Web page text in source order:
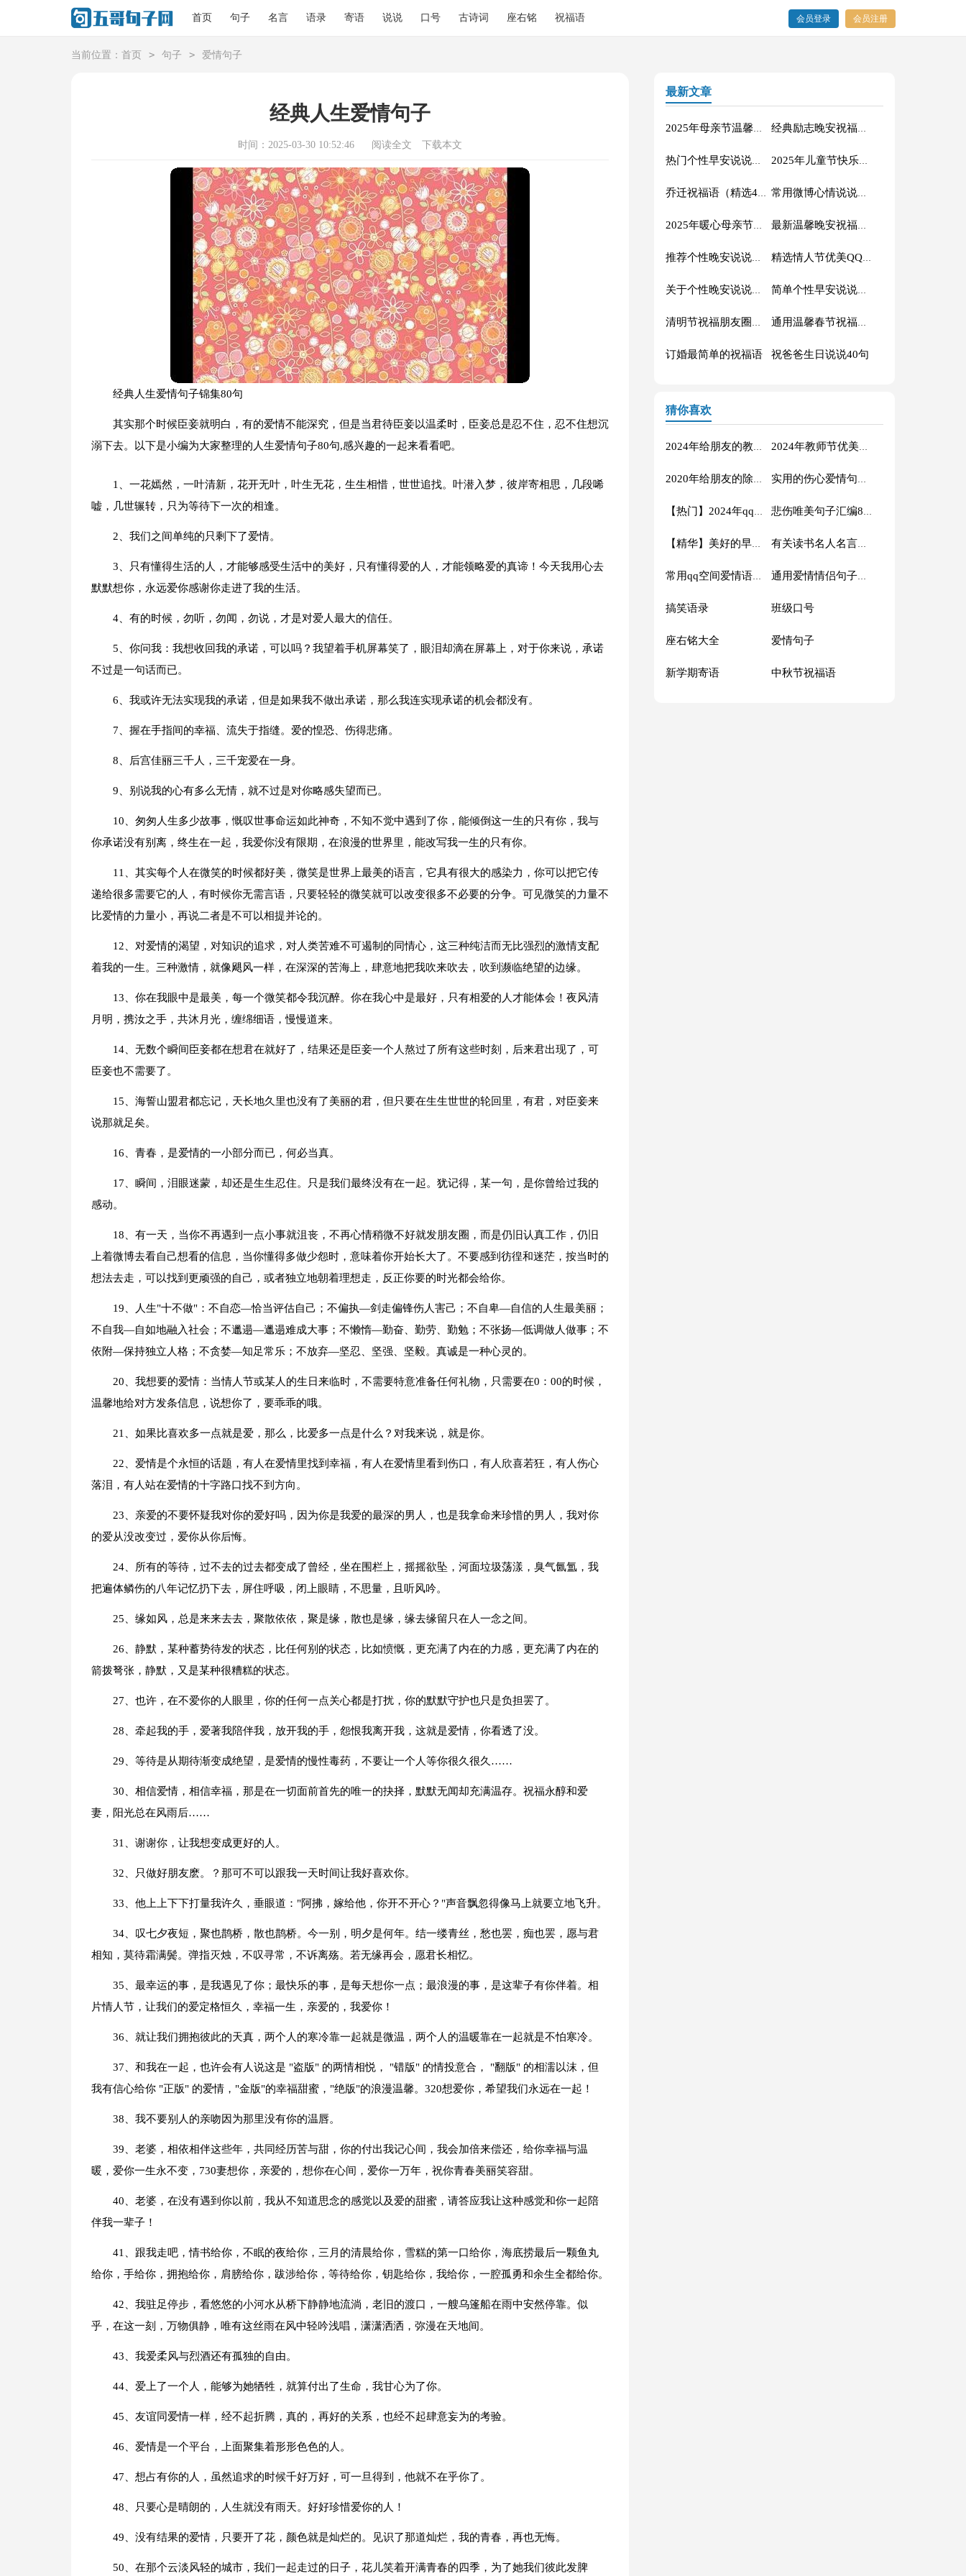
首页 句子 名言 语录 寄语 说说 口号 古诗词 座右铭 祝福语 会员登录 会员注册
当前位置： 首页 > 句子 > 爱情句子
经典人生爱情句子
时间：2025-03-30 10:52:46 阅读全文 下载本文
经典人生爱情句子锦集80句
其实那个时候臣妾就明白，有的爱情不能深究，但是当君待臣妾以温柔时，臣妾总是忍不住，忍不住想沉
溺下去。以下是小编为大家整理的人生爱情句子80句,感兴趣的一起来看看吧。
1、一花嫣然，一叶清新，花开无叶，叶生无花，生生相惜，世世追找。叶潜入梦，彼岸寄相思，几段唏
嘘，几世辗转，只为等待下一次的相逢。
2、我们之间单纯的只剩下了爱情。
3、只有懂得生活的人，才能够感受生活中的美好，只有懂得爱的人，才能领略爱的真谛！今天我用心去
默默想你，永远爱你感谢你走进了我的生活。
4、有的时候，勿听，勿闻，勿说，才是对爱人最大的信任。
5、你问我：我想收回我的承诺，可以吗？我望着手机屏幕笑了，眼泪却滴在屏幕上，对于你来说，承诺
不过是一句话而已。
6、我或许无法实现我的承诺，但是如果我不做出承诺，那么我连实现承诺的机会都没有。
7、握在手指间的幸福、流失于指缝。爱的惶恐、伤得悲痛。
8、后宫佳丽三千人，三千宠爱在一身。
9、别说我的心有多么无情，就不过是对你略感失望而已。
10、匆匆人生多少故事，慨叹世事命运如此神奇，不知不觉中遇到了你，能倾倒这一生的只有你，我与
你承诺没有别离，终生在一起，我爱你没有限期，在浪漫的世界里，能改写我一生的只有你。
11、其实每个人在微笑的时候都好美，微笑是世界上最美的语言，它具有很大的感染力，你可以把它传
递给很多需要它的人，有时候你无需言语，只要轻轻的微笑就可以改变很多不必要的分争。可见微笑的力量不
比爱情的力量小，再说二者是不可以相提并论的。
12、对爱情的渴望，对知识的追求，对人类苦难不可遏制的同情心，这三种纯洁而无比强烈的激情支配
着我的一生。三种激情，就像飓风一样，在深深的苦海上，肆意地把我吹来吹去，吹到濒临绝望的边缘。
13、你在我眼中是最美，每一个微笑都令我沉醉。你在我心中是最好，只有相爱的人才能体会！夜风清
月明，携汝之手，共沐月光，缠绵细语，慢慢道来。
14、无数个瞬间臣妾都在想君在就好了，结果还是臣妾一个人熬过了所有这些时刻，后来君出现了，可
臣妾也不需要了。
15、海誓山盟君都忘记，天长地久里也没有了美丽的君，但只要在生生世世的轮回里，有君，对臣妾来
说那就足矣。
16、青春，是爱情的一小部分而已，何必当真。
17、瞬间，泪眼迷蒙，却还是生生忍住。只是我们最终没有在一起。犹记得，某一句，是你曾给过我的
感动。
18、有一天，当你不再遇到一点小事就沮丧，不再心情稍微不好就发朋友圈，而是仍旧认真工作，仍旧
上着微博去看自己想看的信息，当你懂得多做少怨时，意味着你开始长大了。不要感到彷徨和迷茫，按当时的
想法去走，可以找到更顽强的自己，或者独立地朝着理想走，反正你要的时光都会给你。
19、人生"十不做"：不自恋—恰当评估自己；不偏执—剑走偏锋伤人害己；不自卑—自信的人生最美丽；
不自我—自如地融入社会；不邋遢—邋遢难成大事；不懒惰—勤奋、勤劳、勤勉；不张扬—低调做人做事；不
依附—保持独立人格；不贪婪—知足常乐；不放弃—坚忍、坚强、坚毅。真诚是一种心灵的。
20、我想要的爱情：当情人节或某人的生日来临时，不需要特意准备任何礼物，只需要在0：00的时候，
温馨地给对方发条信息，说想你了，要乖乖的哦。
21、如果比喜欢多一点就是爱，那么，比爱多一点是什么？对我来说，就是你。
22、爱情是个永恒的话题，有人在爱情里找到幸福，有人在爱情里看到伤口，有人欣喜若狂，有人伤心
落泪，有人站在爱情的十字路口找不到方向。
23、亲爱的不要怀疑我对你的爱好吗，因为你是我爱的最深的男人，也是我拿命来珍惜的男人，我对你
的爱从没改变过，爱你从你后悔。
24、所有的等待，过不去的过去都变成了曾经，坐在围栏上，摇摇欲坠，河面垃圾荡漾，臭气氤氲，我
把遍体鳞伤的八年记忆扔下去，屏住呼吸，闭上眼睛，不思量，且听风吟。
25、缘如风，总是来来去去，聚散依依，聚是缘，散也是缘，缘去缘留只在人一念之间。
26、静默，某种蓄势待发的状态，比任何别的状态，比如愤慨，更充满了内在的力感，更充满了内在的
箭拨弩张，静默，又是某种很糟糕的状态。
27、也许，在不爱你的人眼里，你的任何一点关心都是打扰，你的默默守护也只是负担罢了。
28、牵起我的手，爱著我陪伴我，放开我的手，怨恨我离开我，这就是爱情，你看透了没。
29、等待是从期待渐变成绝望，是爱情的慢性毒药，不要让一个人等你很久很久……
30、相信爱情，相信幸福，那是在一切面前首先的唯一的抉择，默默无闻却充满温存。祝福永醇和爱
妻，阳光总在风雨后……
31、谢谢你，让我想变成更好的人。
32、只做好朋友麽。？那可不可以跟我一天时间让我好喜欢你。
33、他上上下下打量我许久，垂眼道："阿拂，嫁给他，你开不开心？"声音飘忽得像马上就要立地飞升。
34、叹七夕夜短，聚也鹊桥，散也鹊桥。今一别，明夕是何年。结一缕青丝，愁也罢，痴也罢，愿与君
相知，莫待霜满鬓。弹指灭烛，不叹寻常，不诉离殇。若无缘再会，愿君长相忆。
35、最幸运的事，是我遇见了你；最快乐的事，是每天想你一点；最浪漫的事，是这辈子有你伴着。相
片情人节，让我们的爱定格恒久，幸福一生，亲爱的，我爱你！
36、就让我们拥抱彼此的天真，两个人的寒冷靠一起就是微温，两个人的温暖靠在一起就是不怕寒冷。
37、和我在一起，也许会有人说这是 "盗版" 的两情相悦， "错版" 的情投意合， "翻版" 的相濡以沫，但
我有信心给你 "正版" 的爱情，"金版"的幸福甜蜜，"绝版"的浪漫温馨。320想爱你，希望我们永远在一起！
38、我不要别人的亲吻因为那里没有你的温唇。
39、老婆，相依相伴这些年，共同经历苦与甜，你的付出我记心间，我会加倍来偿还，给你幸福与温
暖，爱你一生永不变，730妻想你，亲爱的，想你在心间，爱你一万年，祝你青春美丽笑容甜。
40、老婆，在没有遇到你以前，我从不知道思念的感觉以及爱的甜蜜，请答应我让这种感觉和你一起陪
伴我一辈子！
41、跟我走吧，情书给你，不眠的夜给你，三月的清晨给你，雪糕的第一口给你，海底捞最后一颗鱼丸
给你，手给你，拥抱给你，肩膀给你，跋涉给你，等待给你，钥匙给你，我给你，一腔孤勇和余生全都给你。
42、我驻足停步，看悠悠的小河水从桥下静静地流淌，老旧的渡口，一艘乌篷船在雨中安然停靠。似
乎，在这一刻，万物俱静，唯有这丝雨在风中轻吟浅唱，潇潇洒洒，弥漫在天地间。
43、我爱柔风与烈酒还有孤独的自由。
44、爱上了一个人，能够为她牺牲，就算付出了生命，我甘心为了你。
45、友谊同爱情一样，经不起折腾，真的，再好的关系，也经不起肆意妄为的考验。
46、爱情是一个平台，上面聚集着形形色色的人。
47、想占有你的人，虽然追求的时候千好万好，可一旦得到，他就不在乎你了。
48、只要心是晴朗的，人生就没有雨天。好好珍惜爱你的人！
49、没有结果的爱情，只要开了花，颜色就是灿烂的。见识了那道灿烂，我的青春，再也无悔。
50、在那个云淡风轻的城市，我们一起走过的日子，花儿笑着开满青春的四季，为了她我们彼此发脾
最新文章
订婚最简单的祝福语 祝爸爸生日说说40句
猜你喜欢
2024年给朋友的教师节QQ祝福语摘录33句 2024年教师节优美QQ祝福语合集61句
2020年给朋友的除夕祝福语大集合57句 实用的伤心爱情句子合集39句
【热门】2024年qq空间爱情句子摘录58条 悲伤唯美句子汇编85句
【精华】美好的早安祝福语语录摘录45条 有关读书名人名言汇编35句
常用qq空间爱情语录摘录96句 通用爱情情侣句子集合36条
搞笑语录 班级口号
座右铭大全 爱情句子
新学期寄语 中秋节祝福语